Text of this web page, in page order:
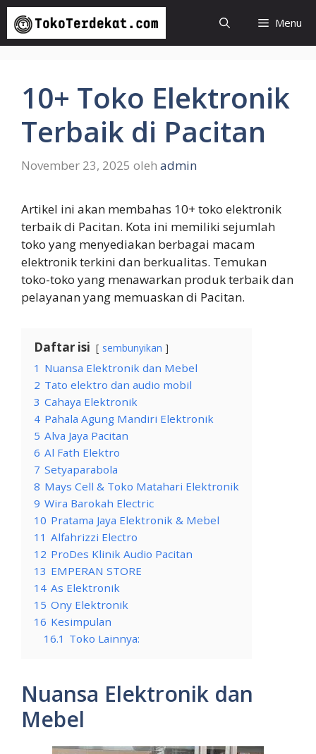
Langsung
isi
Menu
10+ Toko Elektronik
Terbaik di Pacitan
November 23, 2025 oleh admin
Artikel ini akan membahas 10+ toko elektronik
terbaik di Pacitan. Kota ini memiliki sejumlah
toko yang menyediakan berbagai macam
elektronik terkini dan berkualitas. Temukan
toko-toko yang menawarkan produk terbaik dan
pelayanan yang memuaskan di Pacitan.
Daftar isi sembunyikan
1 Nuansa Elektronik dan Mebel
2 Tato elektro dan audio mobil
3 Cahaya Elektronik
4 Pahala Agung Mandiri Elektronik
5 Alva Jaya Pacitan
6 Al Fath Elektro
7 Setyaparabola
8 Mays Cell & Toko Matahari Elektronik
9 Wira Barokah Electric
10 Pratama Jaya Elektronik & Mebel
11 Alfahrizzi Electro
12 ProDes Klinik Audio Pacitan
13 EMPERAN STORE
14 As Elektronik
15 Ony Elektronik
16 Kesimpulan
16.1 Toko Lainnya:
Nuansa Elektronik dan
Mebel